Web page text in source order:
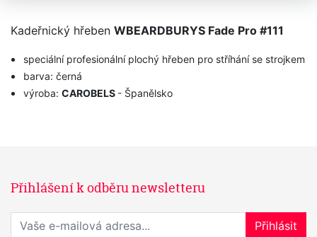
Kadeřnický hřeben WBEARDBURYS Fade Pro #111
speciální profesionální plochý hřeben pro stříhání se strojkem
barva: černá
výroba: CAROBELS - Španělsko
Přihlášení k odběru newsletteru
Přihlaste se k odběru novinek
Přihlásit